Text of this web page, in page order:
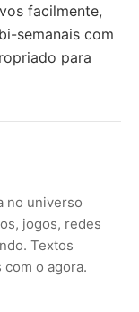
facilmente,
semanais com
para
no universo
jogos, redes
Textos
o agora.